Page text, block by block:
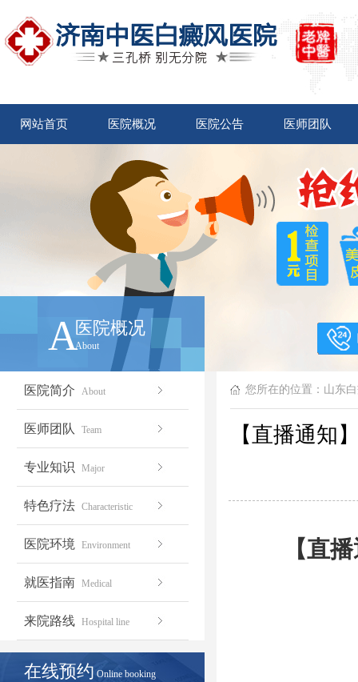
网站首页 医院概况 医院公告 医师团队
A医院概况
About
医院简介 About
医师团队 Team
专业知识 Major
特色疗法 Characteristic
医院环境 Environment
就医指南 Medical
来院路线 Hospital line
在线预约 Online booking
您所在的位置： 山东
【直播通知
【直